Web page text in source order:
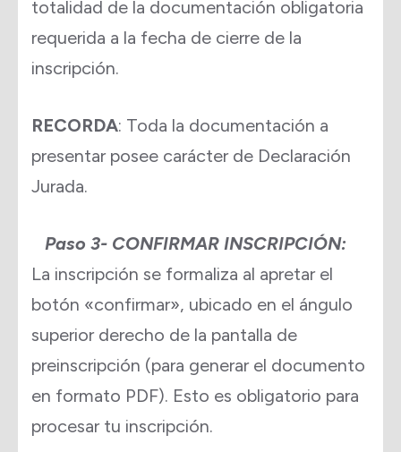
totalidad de la documentación obligatoria
requerida a la fecha de cierre de la
inscripción.
RECORDA: Toda la documentación a
presentar posee carácter de Declaración
Jurada.
Paso 3- CONFIRMAR INSCRIPCIÓN:
La inscripción se formaliza al apretar el
botón «confirmar», ubicado en el ángulo
superior derecho de la pantalla de
preinscripción (para generar el documento
en formato PDF). Esto es obligatorio para
procesar tu inscripción.